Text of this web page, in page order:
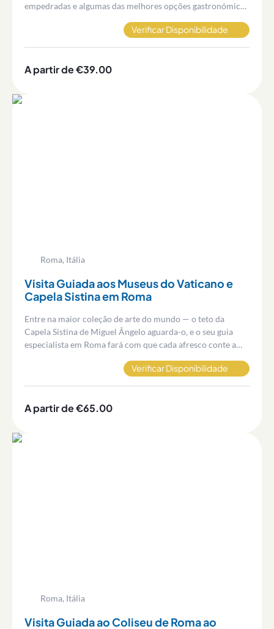
empedradas e algumas das melhores opções gastronómicas
Verificar Disponibilidade
A partir de €39.00
Roma, Itália
Visita Guiada aos Museus do Vaticano e
Capela Sistina em Roma
Entre na maior coleção de arte do mundo — o teto da
Capela Sistina de Miguel Ângelo aguarda-o, e o seu guia
especialista em Roma fará com que cada afresco conte a
Verificar Disponibilidade
A partir de €65.00
Roma, Itália
Visita Guiada ao Coliseu de Roma ao